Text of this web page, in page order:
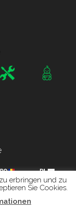
erbringen und zu
Sie Cookies.